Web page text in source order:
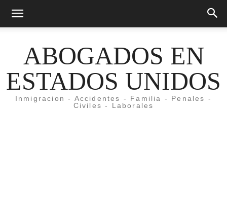
ABOGADOS EN
ESTADOS UNIDOS
Inmigracion - Accidentes - Familia - Penales -
Civiles - Laborales